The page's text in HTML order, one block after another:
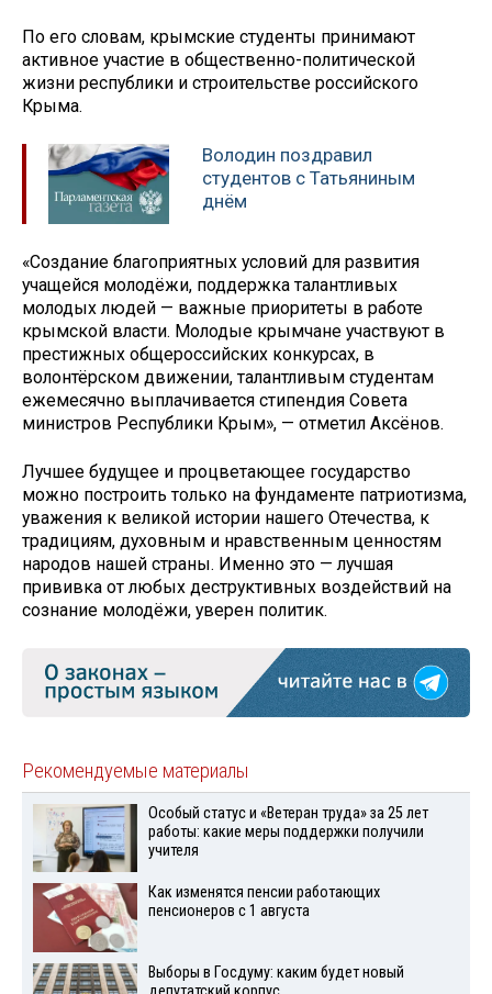
По его словам, крымские студенты принимают
активное участие в общественно-политической
жизни республики и строительстве российского
Крыма.
Володин поздравил
студентов с Татьяниным
днём
«Создание благоприятных условий для развития
учащейся молодёжи, поддержка талантливых
молодых людей — важные приоритеты в работе
крымской власти. Молодые крымчане участвуют в
престижных общероссийских конкурсах, в
волонтёрском движении, талантливым студентам
ежемесячно выплачивается стипендия Совета
министров Республики Крым», — отметил Аксёнов.
Лучшее будущее и процветающее государство
можно построить только на фундаменте патриотизма,
уважения к великой истории нашего Отечества, к
традициям, духовным и нравственным ценностям
народов нашей страны. Именно это — лучшая
прививка от любых деструктивных воздействий на
сознание молодёжи, уверен политик.
Рекомендуемые материалы
Особый статус и «Ветеран труда» за 25 лет
работы: какие меры поддержки получили
учителя
Как изменятся пенсии работающих
пенсионеров с 1 августа
Выборы в Госдуму: каким будет новый